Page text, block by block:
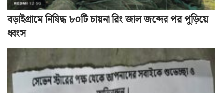
বড়াইগ্রামে নিষিদ্ধ ৮০টি চায়না রিং জাল জব্দের পর পুড়িয়ে
ধ্বংস